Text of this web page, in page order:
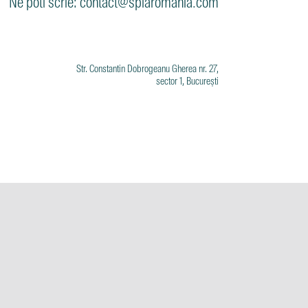
Ne poti scrie: contact@spiaromania.com
Str. Constantin Dobrogeanu Gherea nr. 27,
sector 1, București